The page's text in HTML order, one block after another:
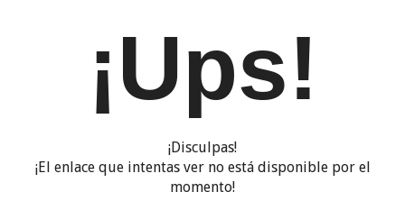
¡Ups!
¡Disculpas!
¡El enlace que intentas ver no está disponible por el
momento!